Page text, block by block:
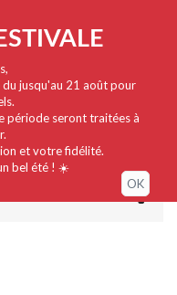
jusqu'au 21 août pour
période seront traitées à
et votre fidélité.
bel été ! ☀️
OK